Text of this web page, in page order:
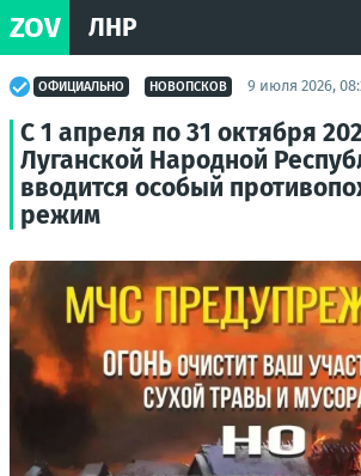
ZOV ЛНР
ОФИЦИАЛЬНО НОВОПСКОВ 9 июля 2026,
С 1 апреля по 31 октября
Луганской Народной
вводится особый
режим